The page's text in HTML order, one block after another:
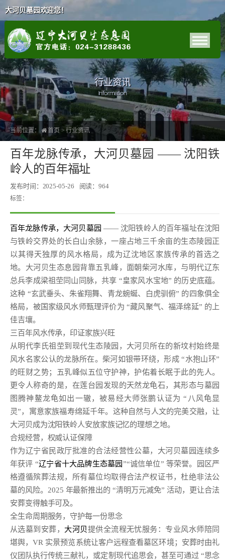
大河贝墓园欢迎您！
行业资讯
Information
当前位置： 首页 >行业资讯
百年龙脉传承，大河贝墓园 —— 沈阳铁
岭人的百年福址
发布时间：2025-05-26 阅读：964
标签：
百年龙脉传承，大河贝墓园 —— 沈阳铁岭人的百年福址在沈阳
与铁岭交界处的长白山余脉，一座占地三千余亩的生态陵园正
以其得天独厚的风水格局，成为辽沈地区家族传承的首选之
地。大河贝生态息园背靠五乳峰，面朝柴河水库，与明代辽东
总兵李成梁祖茔同山同脉，共享 “皇家风水宝地” 的历史底蕴。
这种 “玄武垂头、朱雀翔舞、青龙蜿蜒、白虎驯俯” 的四象俱全
格局，被国家级风水师甄理评价为 “藏风聚气、福泽绵延” 的上
佳吉壤。
三百年风水传承，印证家族兴旺
从明代李氏祖茔到现代生态陵园，大河贝所在的新坟村始终是
风水名家公认的龙脉所在。柴河如银带环绕，形成 “水抱山环”
的旺财之势；五乳峰似五位守护神，护佑着长眠于此的先人。
更令人称奇的是，在莲台园发现的天然龙龟石，其形态与墓园
图腾神鳌龙龟如出一辙，被易经大师张鹏认证为 “八风龟显
灵”，寓意家族福寿绵延千年。这种自然与人文的完美交融，让
大河贝成为沈阳铁岭人安放家族记忆的理想之地。
合规经营，权威认证保障
作为辽宁省民政厅批准的合法经营性公墓，大河贝墓园连续多
年获评 “辽宁省十大品牌生态墓园”“诚信单位” 等荣誉。园区严
格遵循殡葬法规，所有墓位均取得合法产权证书，杜绝非法公
墓的风险。2025 年最新推出的 “清明万元减免” 活动，更让合法
安葬变得触手可及。
全生命周期服务，守护每一份思念
从选墓到安葬， 大河贝提供全流程无忧服务：专业风水师陪同
堪舆，VR 实景预览系统让客户远程查看墓区环境；安葬时由礼
仪团队执行传统三献礼，或定制现代追思会，甚至可通过 “思念